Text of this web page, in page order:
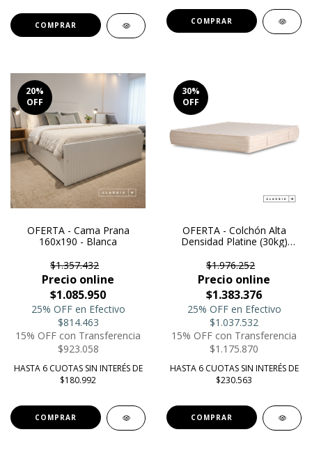
COMPRAR COMPRAR
20%
OFF
OFERTA - Cama Prana
160x190 - Blanca
$1.357.432
Precio online
$1.085.950
25% OFF en Efectivo
$814.463
15% OFF con Transferencia
$923.058
HASTA 6 CUOTAS SIN INTERÉS DE
$180.992
30%
OFF
OFERTA - Colchón Alta
Densidad Platine (30kg)
$1.976.252
Precio online
$1.383.376
25% OFF en Efectivo
$1.037.532
15% OFF con Transferencia
$1.175.870
HASTA 6 CUOTAS SIN INTERÉS DE
$230.563
COMPRAR